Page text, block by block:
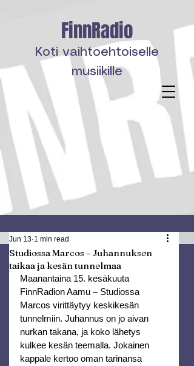
FinnRadio
Koti vaihtoehtoiselle
musiikille
Studiossa Marcos – Juhannuksen
taikaa ja kesän tunnelmaa
Jun 13 1 min read
Maanantaina 15. kesäkuuta
FinnRadion Aamu – Studiossa
Marcos virittäytyy keskikesän
tunnelmiin. Juhannus on jo aivan
nurkan takana, ja koko lähetys
kulkee kesän teemalla. Jokainen
kappale kertoo oman tarinansa